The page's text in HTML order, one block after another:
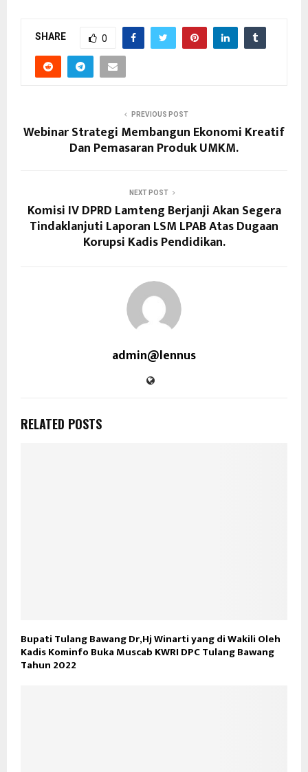
SHARE 0
PREVIOUS POST
Webinar Strategi Membangun Ekonomi Kreatif
Dan Pemasaran Produk UMKM.
NEXT POST
Komisi IV DPRD Lamteng Berjanji Akan Segera
Tindaklanjuti Laporan LSM LPAB Atas Dugaan
Korupsi Kadis Pendidikan.
admin@lennus
RELATED POSTS
Bupati Tulang Bawang Dr,Hj Winarti yang di Wakili Oleh
Kadis Kominfo Buka Muscab KWRI DPC Tulang Bawang
Tahun 2022